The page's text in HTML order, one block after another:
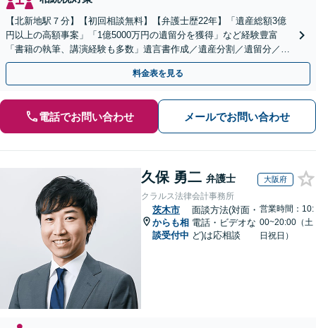
【北新地駅７分】【初回相談無料】【弁護士歴22年】「遺産総額3億
円以上の高額事案」「1億5000万円の遺留分を獲得」など経験豊富
「書籍の執筆、講演経験も多数」遺言書作成／遺産分割／遺留分／相
続放棄など【休日・夜間面談可】【完全個室対応】
料金表を見る
電話でお問い合わせ メールでお問い合わせ
久保 勇二 弁護士 大阪府
クラルス法律会計事務所
茨木市
からも相
談受付中
面談方法(対面・
電話・ビデオな
ど)は応相談
営業時間：10:
00~20:00（土
日祝日）